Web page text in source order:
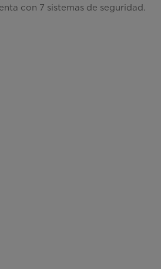
con 7 sistemas de seguridad.